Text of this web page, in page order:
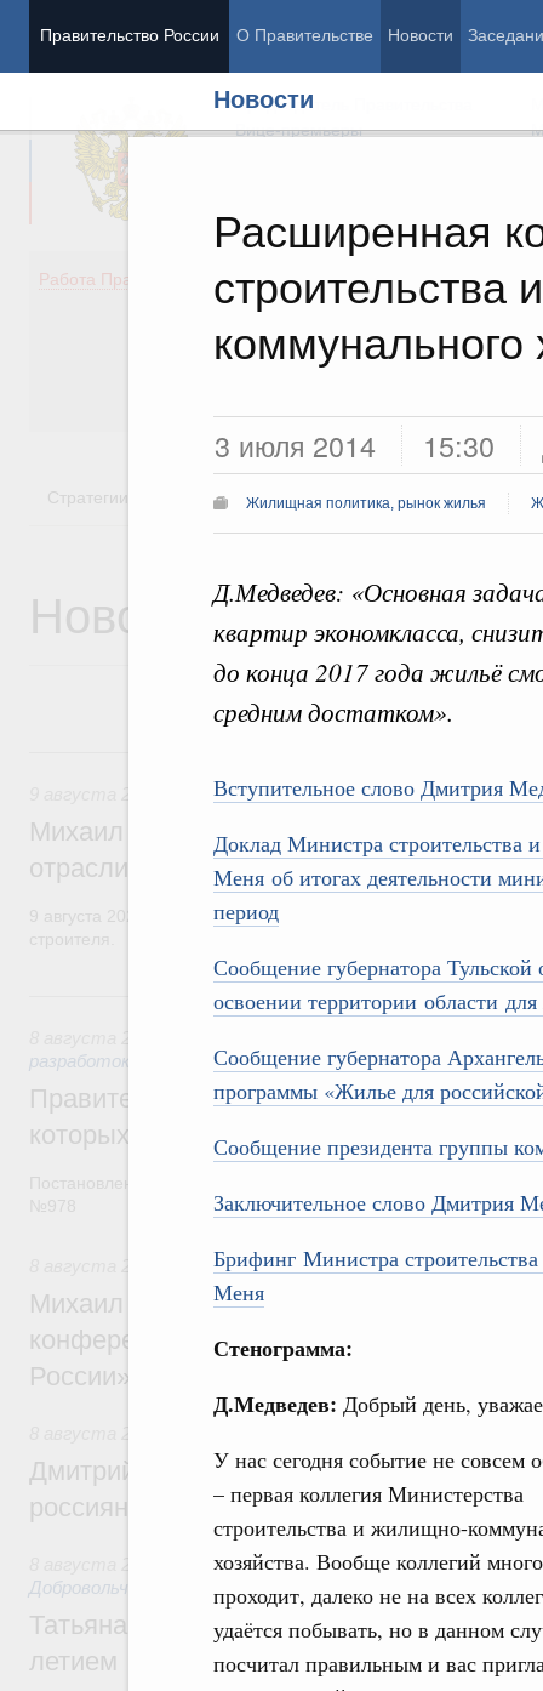
Правительство России О Правительстве Новости
Новости
Расширенная
строительства
коммунального
3 июля 2014 15:30
Жилищная политика, рынок жилья
Д.Медведев: «Основная
квартир экономкласса,
до конца 2017 года жильё
средним достатком».
Вступительное слово Дмитрия
Доклад Министра строительства
Меня об итогах деятельности
период
Сообщение губернатора
освоении территории области
Сообщение губернатора
программы «Жилье для
Сообщение президента группы
Заключительное слово Дмитрия
Брифинг Министра
Меня
Стенограмма:
Д.Медведев: Добрый день,
У нас сегодня событие не совсем
– первая коллегия Министерства
строительства и жилищно-
хозяйства. Вообще коллегий много
проходит, далеко не на всех
удаётся побывать, но в данном
посчитал правильным и вас
Председатель Правительства
Вице-премьеры
Работа Правительства
Демография
Здоровье
Культура
Стратегии Государственные программы
Новости
Регулирование в сфере строительства
Михаил Мишустин поздравил
отрасли с профессиональным
9 августа 2026 года отмечается профессиональный праздник
8 августа, суббота
разработок
Правительство расширило перечень
которых освобождаются от НДФЛ
Отрасль информационных технологий
Михаил Мишустин дал поручения по
конференции «Цифровая индустрия
России»
Дмитрий Чернышенко и Михаил
россиян с Днём физкультурника
Социальные инновации. Некоммерческие
Добровольчество и волонтёрство. Благотворительность
Татьяна Голикова поздравила
летием